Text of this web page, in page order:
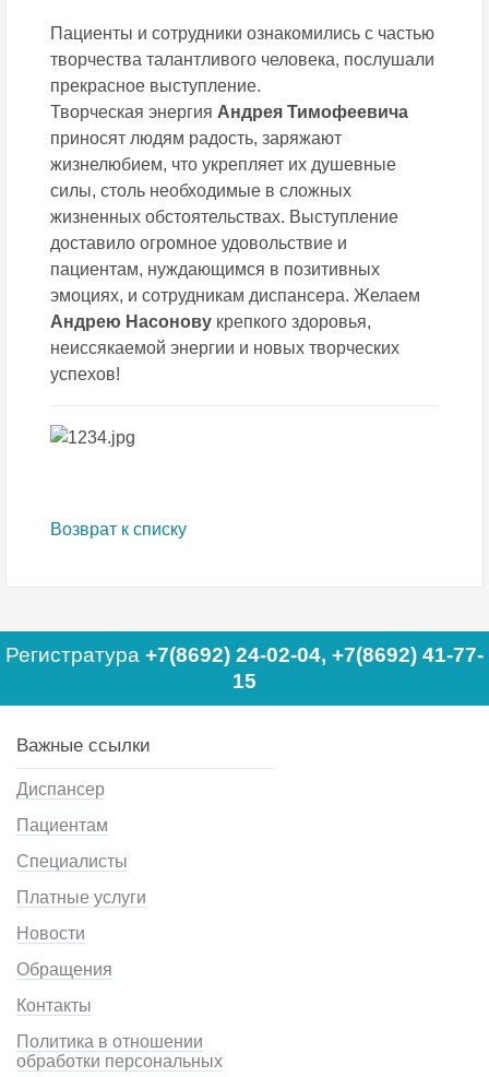
Пациенты и сотрудники ознакомились с частью
творчества талантливого человека, послушали
прекрасное выступление.
Творческая энергия Андрея Тимофеевича
приносят людям радость, заряжают
жизнелюбием, что укрепляет их душевные
силы, столь необходимые в сложных
жизненных обстоятельствах. Выступление
доставило огромное удовольствие и
пациентам, нуждающимся в позитивных
эмоциях, и сотрудникам диспансера. Желаем
Андрею Насонову крепкого здоровья,
неиссякаемой энергии и новых творческих
успехов!
Возврат к списку
Регистратура +7(8692) 24-02-04, +7(8692) 41-77-
15
Важные ссылки
Диспансер
Пациентам
Специалисты
Платные услуги
Новости
Обращения
Контакты
Политика в отношении
обработки персональных